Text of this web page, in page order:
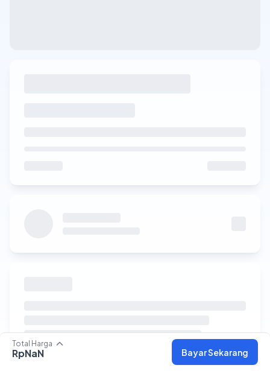
Total Harga
RpNaN Bayar Sekarang